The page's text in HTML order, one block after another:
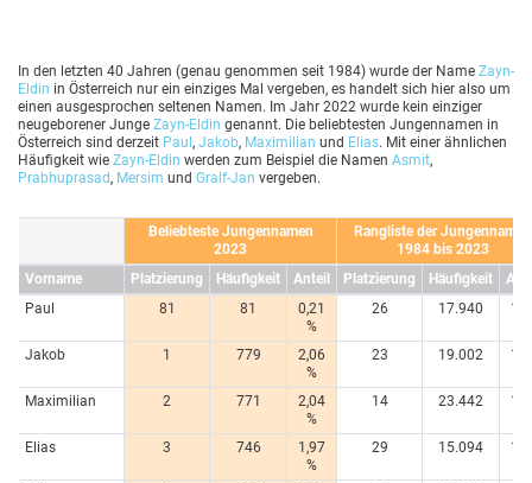
In den letzten 40 Jahren (genau genommen seit 1984) wurde der Name Zayn-
Eldin in Österreich nur ein einziges Mal vergeben, es handelt sich hier also um
einen ausgesprochen seltenen Namen. Im Jahr 2022 wurde kein einziger
neugeborener Junge Zayn-Eldin genannt. Die beliebtesten Jungennamen in
Österreich sind derzeit Paul , Jakob, Maximilian und Elias. Mit einer ähnlichen
Häufigkeit wie Zayn-Eldin werden zum Beispiel die Namen Asmit,
Prabhuprasad, Mersim und Gralf-Jan vergeben.
Beliebteste Jungennamen
2023
Rangliste der Jungennamen
1984 bis 2023
Vorname
Platzierung Häufigkeit Anteil Platzierung Häufigkeit
Paul
81 81
0,21
%
26 17.940
Jakob
1 779
2,06
%
23 19.002
Maximilian
2 771
2,04
%
14 23.442
Elias
3 746
1,97
%
29 15.094